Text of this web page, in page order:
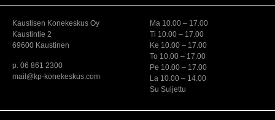
Kaustisen Konekeskus Oy
Kaustintie 2
69600 Kaustinen
p. 06 861 2300
mail@kp-konekeskus.com
Ma 10.00 – 17.00
Ti 10.00 – 17.00
Ke 10.00 – 17.00
To 10.00 – 17.00
Pe 10.00 – 17.00
La 10.00 – 14.00
Su Suljettu